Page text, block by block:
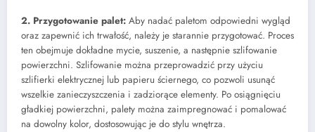
2. Przygotowanie palet: Aby nadać paletom odpowiedni wygląd
oraz zapewnić ich trwałość, należy je starannie przygotować. Proces
ten obejmuje dokładne mycie, suszenie, a następnie szlifowanie
powierzchni. Szlifowanie można przeprowadzić przy użyciu
szlifierki elektrycznej lub papieru ściernego, co pozwoli usunąć
wszelkie zanieczyszczenia i zadziorące elementy. Po osiągnięciu
gładkiej powierzchni, palety można zaimpregnować i pomalować
na dowolny kolor, dostosowując je do stylu wnętrza.